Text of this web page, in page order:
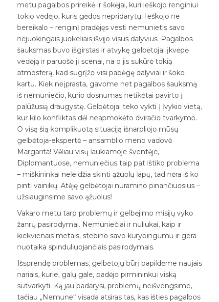
metu pagalbos prireikė ir šokėjai, kuri ieškojo renginiui
tokio vėdėjo, kuris gėdos nepridarytų. Ieškojo ne
bereikalo – renginį pradėjęs vesti nemunietis savo
nejuokingais juokeliais išvijo visus dalyvius. Pagalbos
šauksmas buvo išgirstas ir atvykę gelbėtojai įkvėpė
vedėją ir paruošė jį scenai, na o jis sukūrė tokią
atmosferą, kad sugrįžo visi pabėgę dalyviai ir šoko
kartu. Kiek neįprasta, gavome net pagalbos šauksmą
iš nemuniečio, kurio dosnumas netikėtai pavirto į
palūžusią draugystę. Gelbėtojai teko vykti į įvykio vietą,
kur kilo konfliktas dėl neapmokėto dviračio tvarkymo.
O visą šią komplikuotą situaciją išnarpliojo mūsų
gelbėtoja-ekspertė – ansamblio meno vadovė
Margarita! Vėliau visų laukiamoje šventėje,
Diplomantuose, nemuniečius taip pat ištiko problema
– miškininkai neleidžia skinti ąžuolų lapų, tad nėra iš ko
pinti vainikų. Atėję gelbėtojai nuramino pinančiuosius –
užsiauginsime savo ąžuolus!
Vakaro metu tarp problemų ir gelbėjimo misijų vyko
žanrų pasirodymai. Nemuniečiai ir nuliukai, kaip ir
kiekvienais metais, stebino savo kūrybingumu ir gera
nuotaika spinduliuojančiais pasirodymais.
Išsprendę problemas, gelbėtojų būrį papildėme naujais
nariais, kurie, galų gale, padėjo pirmininkui viską
sutvarkyti. Ką jau padarysi, problemų neišvengsime,
tačiau „Nemune“ visada atsiras tas, kas išties pagalbos